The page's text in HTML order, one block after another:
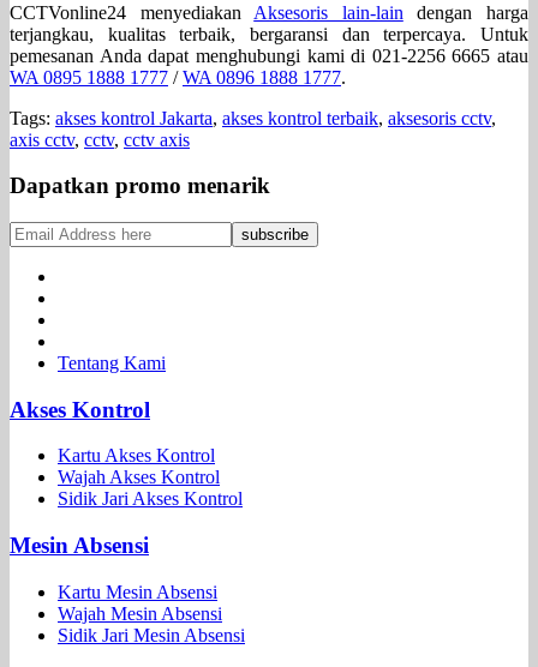
CCTVonline24 menyediakan Aksesoris lain-lain dengan harga
terjangkau, kualitas terbaik, bergaransi dan terpercaya. Untuk
pemesanan Anda dapat menghubungi kami di 021-2256 6665 atau
WA 0895 1888 1777 /WA 0896 1888 1777.
Tags: akses kontrol Jakarta, akses kontrol terbaik, aksesoris cctv,
axis cctv, cctv, cctv axis
Dapatkan promo menarik
Tentang Kami
Akses Kontrol
Kartu Akses Kontrol
Wajah Akses Kontrol
Sidik Jari Akses Kontrol
Mesin Absensi
Kartu Mesin Absensi
Wajah Mesin Absensi
Sidik Jari Mesin Absensi